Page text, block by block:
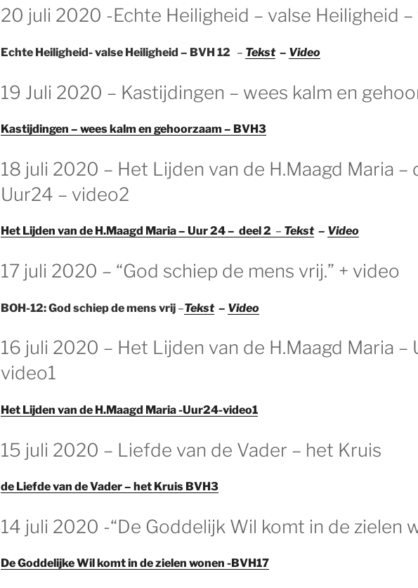
GEPLAATST
OP
20 juli 2020 -Echte Heiligheid – valse Heiligheid
Echte Heiligheid- valse Heiligheid – BVH 12 – Tekst– Video
OP
19 Juli 2020 – Kastijdingen – wees kalm en
Kastijdingen – wees kalm en gehoorzaam – BVH3
GEPLAATST
OP
18 juli 2020 – Het Lijden van de H.Maagd Maria –
Uur24 – video2
Het Lijden van de H.Maagd Maria – Uur 24 – deel 2 – Tekst– Video
GEPLAATST
OP
17 juli 2020 – “God schiep de mens vrij.” + video
BOH-12:God schiep de mens vrij –Tekst– Video
GEPLAATST
OP
16 juli 2020 – Het Lijden van de H.Maagd Maria –
video1
Het Lijden van de H.Maagd Maria -Uur24-video1
OP
15 juli 2020 – Liefde van de Vader – het Kruis
de Liefde van de Vader – het Kruis BVH3
GEPLAATST
OP
14 juli 2020 -“De Goddelijk Wil komt in de zielen
De Goddelijke Wil komt in de zielen wonen -BVH17